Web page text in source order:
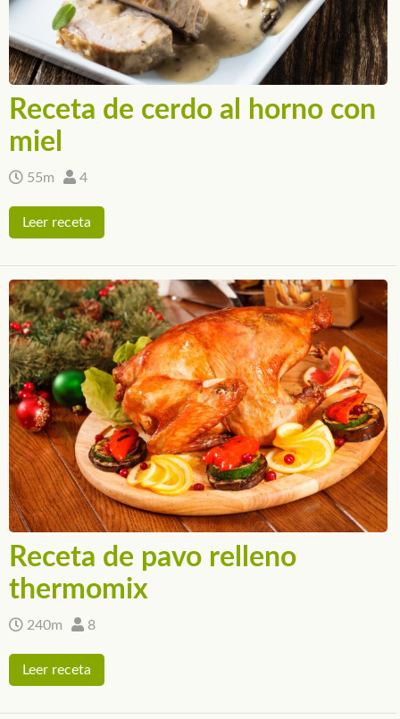
Receta de cerdo al horno con
miel
55m 4
Leer receta
Receta de pavo relleno
thermomix
240m 8
Leer receta